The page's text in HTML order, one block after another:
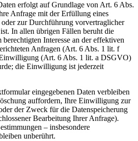
erfolgt auf Grundlage von Art. 6 Abs.
Anfrage mit der Erfüllung eines
oder zur Durchführung vorvertraglicher
In allen übrigen Fällen beruht die
Interesse an der effektiven
Anfragen (Art. 6 Abs. 1 lit. f
(Art. 6 Abs. 1 lit. a DSGVO)
die Einwilligung ist jederzeit
eingegebenen Daten verbleiben
auffordern, Ihre Einwilligung zur
der Zweck für die Datenspeicherung
Bearbeitung Ihrer Anfrage).
– insbesondere
unberührt.